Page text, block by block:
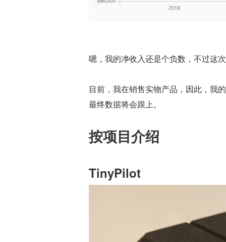
嗯，我的净收入还是个负数，不过这
目前，我在销售实物产品，因此，我
最终数据将会跟上。
按项目介绍
TinyPilot